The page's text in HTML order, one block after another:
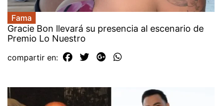
Fama
Gracie Bon llevará su presencia al escenario de
Premio Lo Nuestro
compartir en: